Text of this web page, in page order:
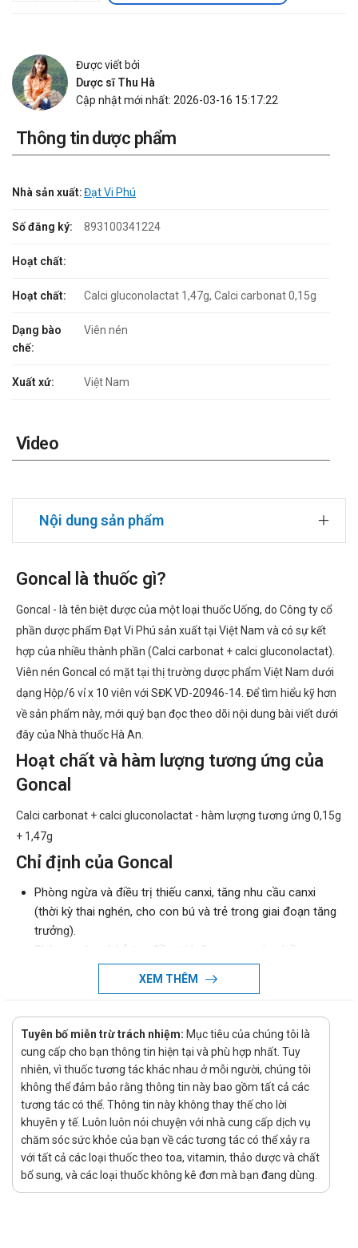
Được viết bởi
Dược sĩ Thu Hà
Cập nhật mới nhất: 2026-03-16 15:17:22
Thông tin dược phẩm
Nhà sản xuất:Đạt Vi Phú
Số đăng ký: 893100341224
Hoạt chất:
Hoạt chất: Calci gluconolactat 1,47g, Calci carbonat 0,15g
Dạng bào
chế:
Viên nén
Xuất xứ: Việt Nam
Video
Nội dung sản phẩm
Goncal là thuốc gì?
Goncal - là tên biệt dược của một loại thuốc Uống, do Công ty cổ
phần dược phẩm Đạt Vi Phú sản xuất tại Việt Nam và có sự kết
hợp của nhiều thành phần (Calci carbonat + calci gluconolactat).
Viên nén Goncal có mặt tại thị trường dược phẩm Việt Nam dưới
dạng Hộp/6 vỉ x 10 viên với SĐK VD-20946-14. Để tìm hiểu kỹ hơn
về sản phẩm này, mới quý bạn đọc theo dõi nội dung bài viết dưới
đây của Nhà thuốc Hà An.
Hoạt chất và hàm lượng tương ứng của
Goncal
Calci carbonat + calci gluconolactat - hàm lượng tương ứng 0,15g
+ 1,47g
Chỉ định của Goncal
Phòng ngừa và điều trị thiếu canxi, tăng nhu cầu canxi
(thời kỳ thai nghén, cho con bú và trẻ trong giai đoạn tăng
trưởng).
Phòng ngừa và hỗ trợ điều trị loãng xương do nhiều
nguyên nhân khác nhau: Người lớn tuổi hoặc mãn kinh,
người điều trị bằng corticoid, cắt dạ dày, người trong giai
dài.
Phòng ngừa và hỗ trợ điều trị còi xương và nhuyễn xương.
Phòng ngừa và hỗ trợ điều trị tình trạng được gọi là “tạng
ưa co giật” (bệnh tetanie mạn tính).
Phòng ngừa tình trạng giảm sự khoáng hóa xương ở giai
đoạn tiền và hậu mạn kinh.
Chống chỉ định
Quá mẫn hay có tiền sử dị ứng với một trong các thành
phần của thuốc.
XEM THÊM
Tuyên bố miễn trừ trách nhiệm: Mục tiêu của chúng tôi là
cung cấp cho bạn thông tin hiện tại và phù hợp nhất. Tuy
nhiên, vì thuốc tương tác khác nhau ở mỗi người, chúng tôi
không thể đảm bảo rằng thông tin này bao gồm tất cả các
tương tác có thể. Thông tin này không thay thế cho lời
khuyên y tế. Luôn luôn nói chuyện với nhà cung cấp dịch vụ
chăm sóc sức khỏe của bạn về các tương tác có thể xảy ra
với tất cả các loại thuốc theo toa, vitamin, thảo dược và chất
bổ sung, và các loại thuốc không kê đơn mà bạn đang dùng.